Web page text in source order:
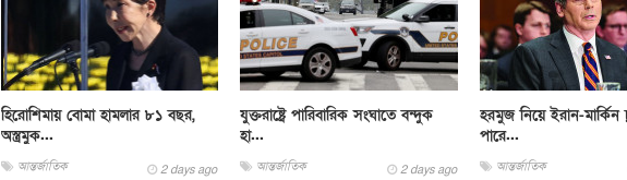
হিরোশিমায় বোমা হামলার ৮১ বছর,
অস্ত্রমুক...
আন্তর্জাতিক 2 days ago
যুক্তরাষ্ট্রে পারিবারিক সংঘাতে বন্দুক
হা...
আন্তর্জাতিক 2 days ago
হরমুজ নিয়ে ইরান-মার্কিন
পারে...
আন্তর্জাতিক